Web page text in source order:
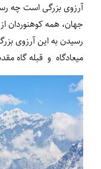
آرزوی بزرگی است چه
جهان، همه کوهنوردان
رسیدن به این آرزوی
میعادگاه و قبله گاه